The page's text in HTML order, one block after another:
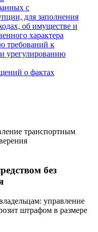
с
для заполнения
об имуществе и
характера
требований к
урегулированию
о фактах
транспортным
без
управление
штрафом в размере